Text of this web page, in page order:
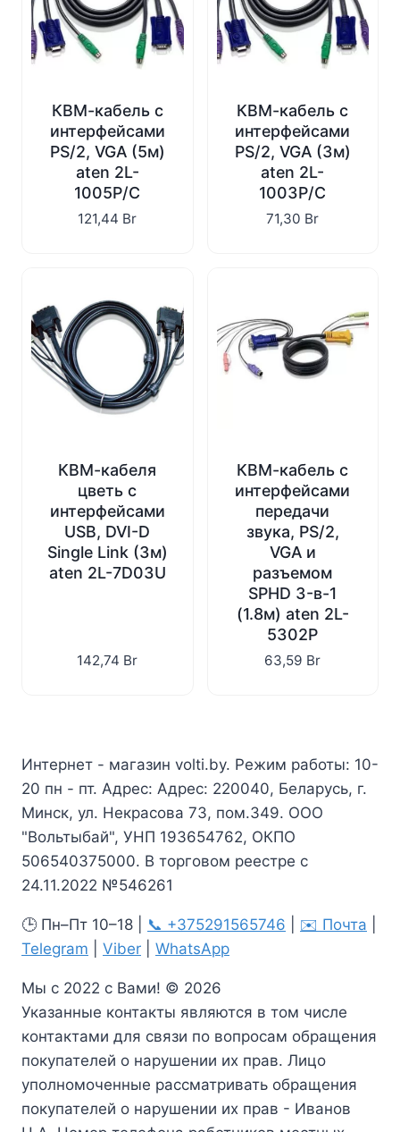
КВМ-кабель с
интерфейсами
PS/2, VGA (5м)
aten 2L-
1005P/C
121,44 Br
КВМ-кабель с
интерфейсами
PS/2, VGA (3м)
aten 2L-
1003P/C
71,30 Br
КВМ-кабеля
цветь с
интерфейсами
USB, DVI-D
Single Link (3м)
aten 2L-7D03U
142,74 Br
КВМ-кабель с
интерфейсами
передачи
звука, PS/2,
VGA и
разъемом
SPHD 3-в-1
(1.8м) aten 2L-
5302P
63,59 Br
Интернет - магазин volti.by. Режим работы: 10-
20 пн - пт. Адрес: Адрес: 220040, Беларусь, г.
Минск, ул. Некрасова 73, пом.349. ООО
"Вольтыбай", УНП 193654762, ОКПО
506540375000. В торговом реестре с
24.11.2022 №546261
🕒 Пн–Пт 10–18 | 📞 +375291565746 ✉️ Почта
Telegram
Viber WhatsApp
Мы с 2022 с Вами! © 2026
Указанные контакты являются в том числе
контактами для связи по вопросам обращения
покупателей о нарушении их прав. Лицо
уполномоченные рассматривать обращения
покупателей о нарушении их прав - Иванов